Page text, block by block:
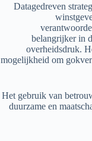
Datagedreven
belangrijker in
overheidsdruk.
mogelijkheid om
"Het gebruik van
duurzame en